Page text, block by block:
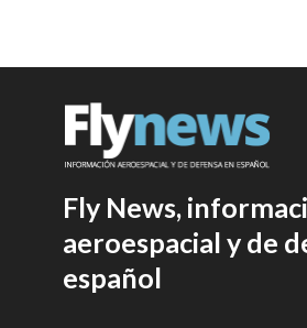
Fly News,
aeroespacial y de
español